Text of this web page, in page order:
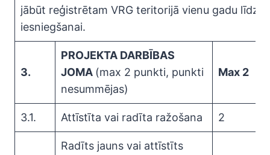
jābūt reģistrētam VRG teritorijā vienu gadu līdz
iesniegšanai.
3.
PROJEKTA DARBĪBAS
JOMA (max 2 punkti, punkti
nesummējas)
Max 2
3.1. Attīstīta vai radīta ražošana 2
Radīts jauns vai attīstīts